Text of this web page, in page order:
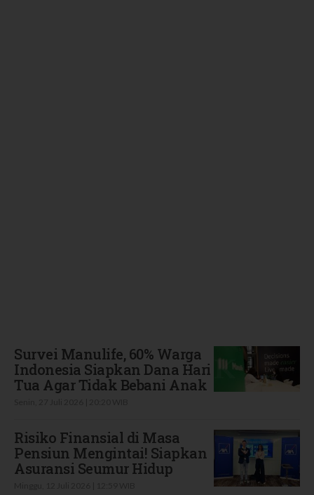
Survei Manulife, 60% Warga
Indonesia Siapkan Dana Hari
Tua Agar Tidak Bebani Anak
Risiko Finansial di Masa
Pensiun Mengintai! Siapkan
Asuransi Seumur Hidup